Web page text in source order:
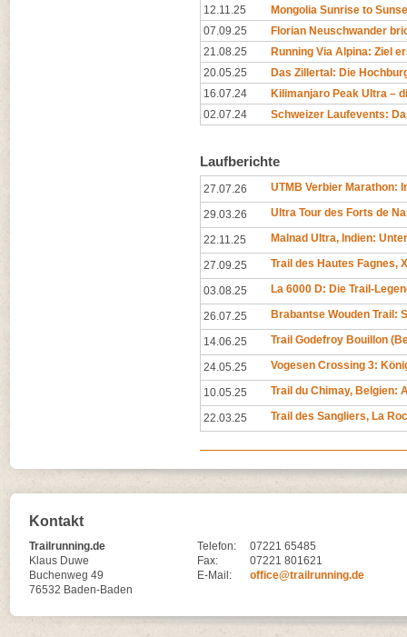
12.11.25
Mongolia Sunrise to
07.09.25
Florian Neuschwander
21.08.25
Running Via Alpina: Ziel
20.05.25
Das Zillertal: Die
16.07.24
Kilimanjaro Peak Ultra –
02.07.24
Schweizer Laufevents:
Laufberichte
27.07.26 UTMB Verbier Marathon:
29.03.26 Ultra Tour des Forts de
22.11.25 Malnad Ultra, Indien:
27.09.25 Trail des Hautes Fagnes,
03.08.25 La 6000 D: Die Trail-
26.07.25 Brabantse Wouden Trail:
14.06.25 Trail Godefroy Bouillon
24.05.25 Vogesen Crossing 3:
10.05.25 Trail du Chimay, Belgien:
22.03.25 Trail des Sangliers, La
Kontakt
Trailrunning.de
Klaus Duwe
Buchenweg 49
76532 Baden-Baden
Telefon:
07221 65485
Fax:
07221 801621
E-Mail:
office@trailrunning.de